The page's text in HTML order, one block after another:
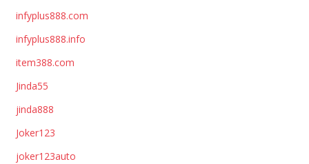
infyplus888.com
infyplus888.info
item388.com
Jinda55
jinda888
Joker123
joker123auto